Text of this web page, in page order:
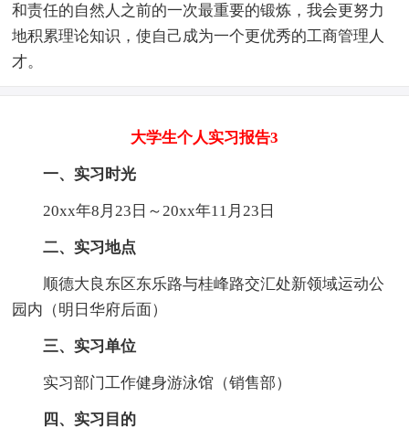
和责任的自然人之前的一次最重要的锻炼，我会更努力
地积累理论知识，使自己成为一个更优秀的工商管理人
才。
大学生个人实习报告3
一、实习时光
20xx年8月23日～20xx年11月23日
二、实习地点
顺德大良东区东乐路与桂峰路交汇处新领域运动公
园内（明日华府后面）
三、实习单位
实习部门工作健身游泳馆（销售部）
四、实习目的